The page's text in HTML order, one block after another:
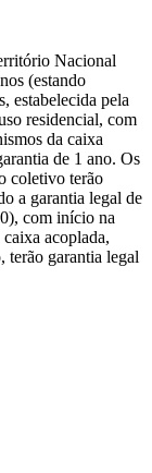
Nacional
(estando
estabelecida pela
residencial, com
da caixa
de 1 ano. Os
coletivo terão
a garantia legal de
com início na
acoplada,
terão garantia legal